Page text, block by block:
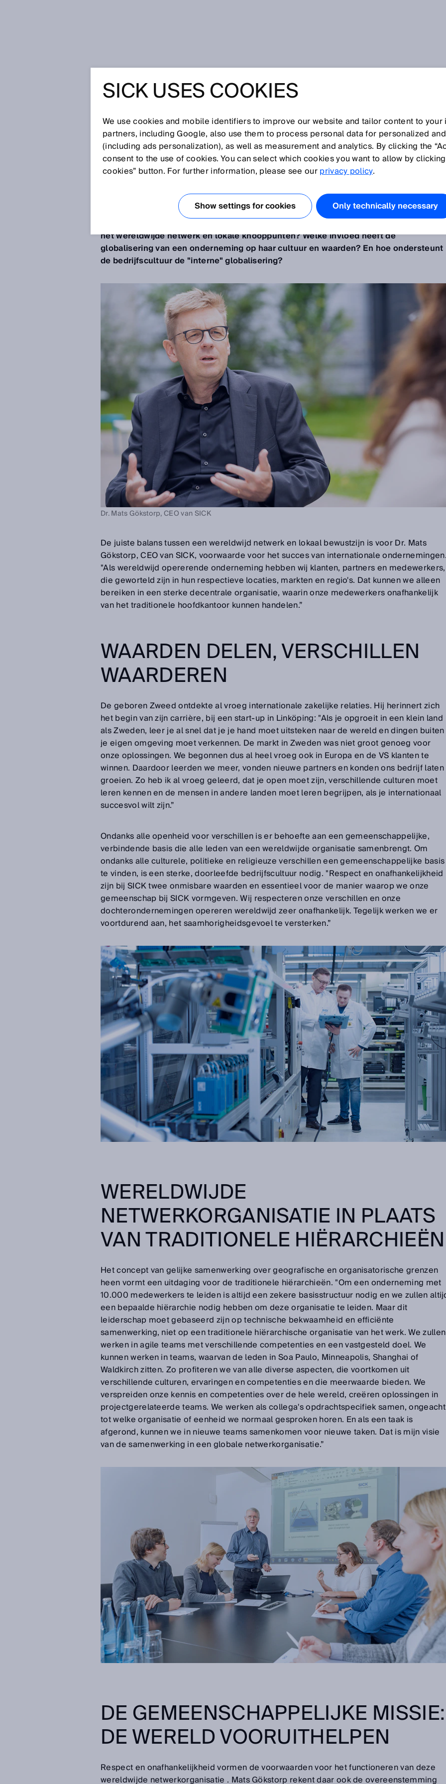
GLOBALISERING IN
ONDERNEMINGEN: SAMEN
ONAFHANKELIJK ZIJN
In 75 jaar is SICK uitgegroeid van een kleine onderneming uit Zuid-Duitsland tot een
het wereldwijde netwerk en lokale knooppunten? Welke invloed heeft de
globalisering van een onderneming op haar cultuur en waarden? En hoe ondersteunt
de bedrijfscultuur de "interne" globalisering?
Dr. Mats Gökstorp, CEO van SICK
De juiste balans tussen een wereldwijd netwerk en lokaal bewustzijn is voor Dr. Mats
Gökstorp, CEO van SICK, voorwaarde voor het succes van internationale
"Als wereldwijd opererende onderneming hebben wij klanten, partners en medewerkers,
die geworteld zijn in hun respectieve locaties, markten en regio's. Dat kunnen we alleen
bereiken in een sterke decentrale organisatie, waarin onze medewerkers onafhankelijk
van het traditionele hoofdkantoor kunnen handelen.”
WAARDEN DELEN, VERSCHILLEN
WAARDEREN
De geboren Zweed ontdekte al vroeg internationale zakelijke relaties. Hij herinnert zich
het begin van zijn carrière, bij een start-up in Linköping: "Als je opgroeit in een klein land
als Zweden, leer je al snel dat je je hand moet uitsteken naar de wereld en dingen buiten
je eigen omgeving moet verkennen. De markt in Zweden was niet groot genoeg voor
onze oplossingen. We begonnen dus al heel vroeg ook in Europa en de VS klanten te
winnen. Daardoor leerden we meer, vonden nieuwe partners en konden ons bedrijf laten
groeien. Zo heb ik al vroeg geleerd, dat je open moet zijn, verschillende culturen moet
leren kennen en de mensen in andere landen moet leren begrijpen, als je internationaal
succesvol wilt zijn.”
Ondanks alle openheid voor verschillen is er behoefte aan een gemeenschappelijke,
verbindende basis die alle leden van een wereldwijde organisatie samenbrengt. Om
ondanks alle culturele, politieke en religieuze verschillen een gemeenschappelijke basis
te vinden, is een sterke, doorleefde bedrijfscultuur nodig. "Respect en onafhankelijkheid
zijn bij SICK twee onmisbare waarden en essentieel voor de manier waarop we onze
gemeenschap bij SICK vormgeven. Wij respecteren onze verschillen en onze
dochterondernemingen opereren wereldwijd zeer onafhankelijk. Tegelijk werken we er
voortdurend aan, het saamhorigheidsgevoel te versterken.”
WERELDWIJDE
NETWERKORGANISATIE IN PLAATS
VAN TRADITIONELE HIËRARCHIEËN
Het concept van gelijke samenwerking over geografische en organisatorische grenzen
heen vormt een uitdaging voor de traditionele hiërarchieën. "Om een onderneming met
10.000 medewerkers te leiden is altijd een zekere basisstructuur nodig en we zullen
een bepaalde hiërarchie nodig hebben om deze organisatie te leiden. Maar dit
leiderschap moet gebaseerd zijn op technische bekwaamheid en efficiënte
samenwerking, niet op een traditionele hiërarchische organisatie van het werk. We zullen
werken in agile teams met verschillende competenties en een vastgesteld doel. We
kunnen werken in teams, waarvan de leden in Soa Paulo, Minneapolis, Shanghai of
Waldkirch zitten. Zo profiteren we van alle diverse aspecten, die voortkomen uit
verschillende culturen, ervaringen en competenties en die meerwaarde bieden. We
verspreiden onze kennis en competenties over de hele wereld, creëren oplossingen in
projectgerelateerde teams. We werken als collega's opdrachtspecifiek samen, ongeacht
tot welke organisatie of eenheid we normaal gesproken horen. En als een taak is
afgerond, kunnen we in nieuwe teams samenkomen voor nieuwe taken. Dat is mijn visie
van de samenwerking in een globale netwerkorganisatie.”
DE GEMEENSCHAPPELIJKE MISSIE:
DE WERELD VOORUITHELPEN
Respect en onafhankelijkheid vormen de voorwaarden voor het functioneren van deze
wereldwijde netwerkorganisatie . Mats Gökstorp rekent daar ook de overeenstemming
SICK USES COOKIES
We use cookies and mobile identifiers to improve our website and tailor content to
partners, including Google, also use them to process personal data for personalized
(including ads personalization), as well as measurement and analytics. By clicking the
consent to the use of cookies. You can select which cookies you want to allow by
cookies” button. For further information, please see ourprivacy policy.
Show settings for cookies Only technically necessary